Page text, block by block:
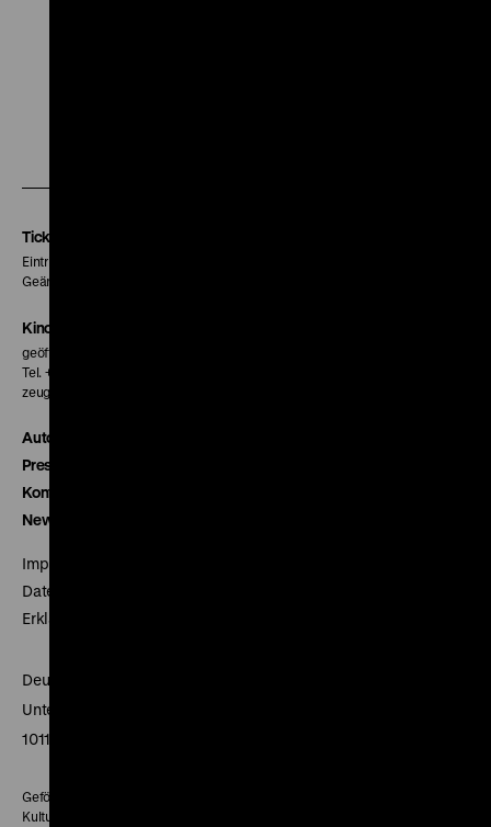
Tickets
Eintritt 5 €
Geänderte Preise sind im Programm vermerkt.
Kinokasse
geöffnet 30 Minuten vor Beginn der ersten Vorstellung
Tel. + 49 30 20304-770
zeughauskino@dhm.de
Autor*innen
Presse
Kontakt
Newsletter
Impressum
Datenschutz
Erklärung digitale Barrierefreiheit
Deutsches Historisches Museum
Unter den Linden 2
10117 Berlin
Gefördert mit Mitteln des Beauftragten der Bundesregierung für
Kultur und Medien